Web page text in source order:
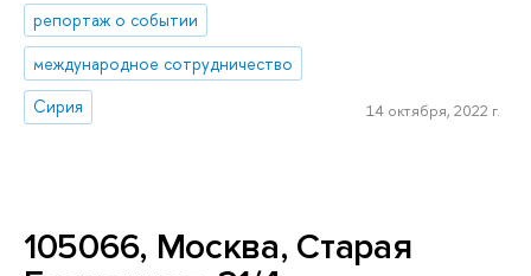
репортаж о событии
международное сотрудничество
Сирия
14 октября, 2022 г.
105066, Москва, Старая